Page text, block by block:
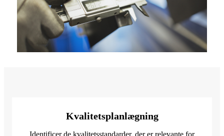
Kvalitetsplanlægning
Identificer de kvalitetsstandarder, der er relevante for